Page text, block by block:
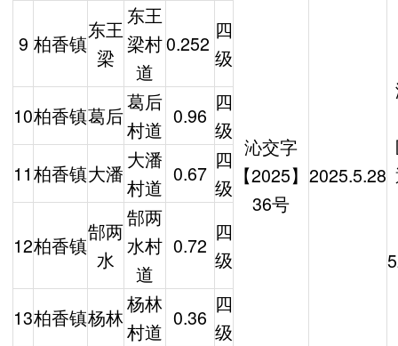
沁交字
【2025】
36号
2025.5.28
9 柏香镇
东王
梁
东王
梁村
道
0.252
四
级
10柏香镇葛后
葛后
村道
0.96
四
级
11柏香镇大潘
大潘
村道
0.67
四
级
12柏香镇
郜两
水
郜两
水村
道
0.72
四
级
13柏香镇杨林
杨林
村道
0.36
四
级